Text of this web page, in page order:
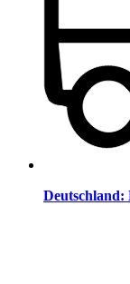
Deutschland: